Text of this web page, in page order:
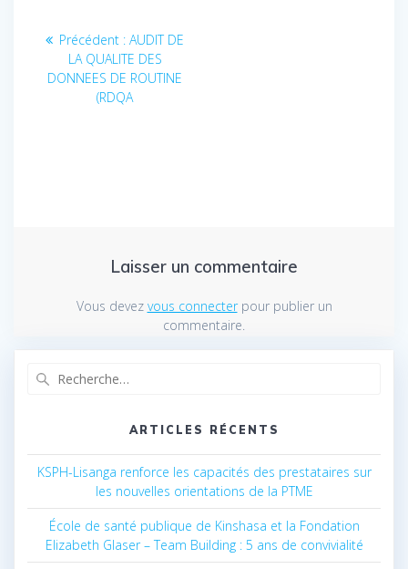
Navigation
l’article
Précédent : Article
précédent
:
AUDIT DE
LA QUALITE DES
DONNEES DE ROUTINE
(RDQA
Laisser un commentaire
Vous devez vous connecterpour publier un
commentaire.
ARTICLES RÉCENTS
KSPH-Lisanga renforce les capacités des prestataires sur
les nouvelles orientations de la PTME
École de santé publique de Kinshasa et la Fondation
Elizabeth Glaser – Team Building : 5 ans de convivialité